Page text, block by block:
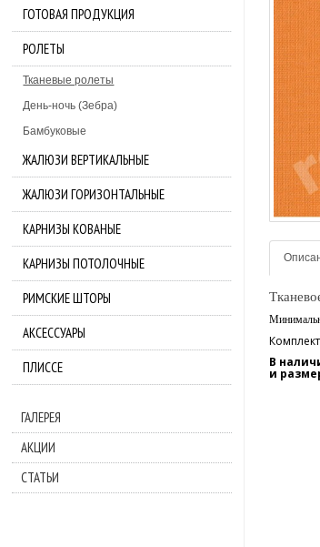
ГОТОВАЯ ПРОДУКЦИЯ
РОЛЕТЫ
Тканевые ролеты
День-ночь (Зебра)
Бамбуковые
ЖАЛЮЗИ ВЕРТИКАЛЬНЫЕ
ЖАЛЮЗИ ГОРИЗОНТАЛЬНЫЕ
КАРНИЗЫ КОВАНЫЕ
КАРНИЗЫ ПОТОЛОЧНЫЕ
РИМСКИЕ ШТОРЫ
АКСЕССУАРЫ
ПЛИССЕ
ГАЛЕРЕЯ
АКЦИИ
СТАТЬИ
В
и